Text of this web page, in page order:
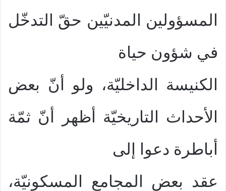
المسؤولين المدنيّين حقّ التدخّل
في شؤون حياة
الكنيسة الداخليّة، ولو أنّ بعض
الأحداث التاريخيّة أظهر أنّ ثمّة
أباطرة دعوا إلى
عقد بعض المجامع المسكونيّة،